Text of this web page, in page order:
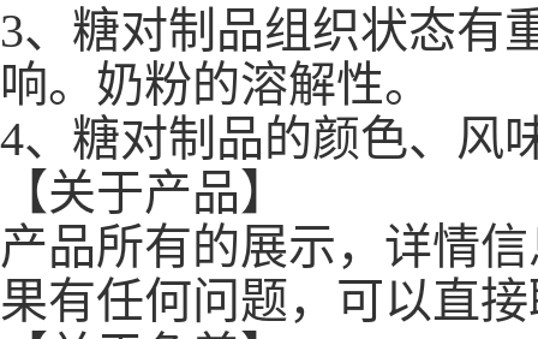
3、糖对制品组织状态有
响。奶粉的溶解性。
4、糖对制品的颜色、风
【关于产品】
产品所有的展示，详情
果有任何问题，可以直